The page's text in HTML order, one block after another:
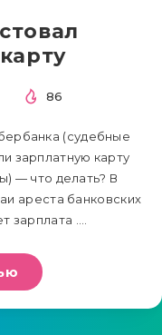
86
(судебные
зарплатную карту
— что делать? В
ареста банковских
зарплата ….